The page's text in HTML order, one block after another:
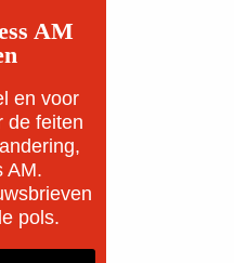
AM
en voor
de feiten
AM.
pols.